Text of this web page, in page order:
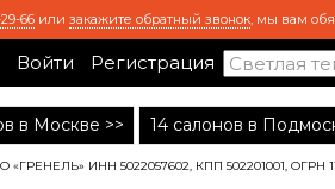
66 или закажите обратный звонок, мы вам
Войти Регистрация
в Москве >> 14 салонов в
«ГРЕНЕЛЬ» ИНН 5022057602, КПП 502201001, ОГРН